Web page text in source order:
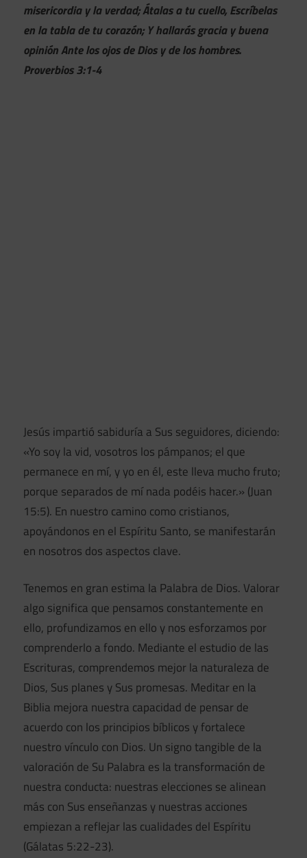
misericordia y la verdad; Átalas a tu cuello, Escríbelas
en la tabla de tu corazón; Y hallarás gracia y buena
opinión Ante los ojos de Dios y de los hombres.
Proverbios 3:1-4
Jesús impartió sabiduría a Sus seguidores, diciendo:
«Yo soy la vid, vosotros los pámpanos; el que
permanece en mí, y yo en él, este lleva mucho fruto;
porque separados de mí nada podéis hacer.» (Juan
15:5). En nuestro camino como cristianos,
apoyándonos en el Espíritu Santo, se manifestarán
en nosotros dos aspectos clave.
Tenemos en gran estima la Palabra de Dios. Valorar
algo significa que pensamos constantemente en
ello, profundizamos en ello y nos esforzamos por
comprenderlo a fondo. Mediante el estudio de las
Escrituras, comprendemos mejor la naturaleza de
Dios, Sus planes y Sus promesas. Meditar en la
Biblia mejora nuestra capacidad de pensar de
acuerdo con los principios bíblicos y fortalece
nuestro vínculo con Dios. Un signo tangible de la
valoración de Su Palabra es la transformación de
nuestra conducta: nuestras elecciones se alinean
más con Sus enseñanzas y nuestras acciones
empiezan a reflejar las cualidades del Espíritu
(Gálatas 5:22-23).